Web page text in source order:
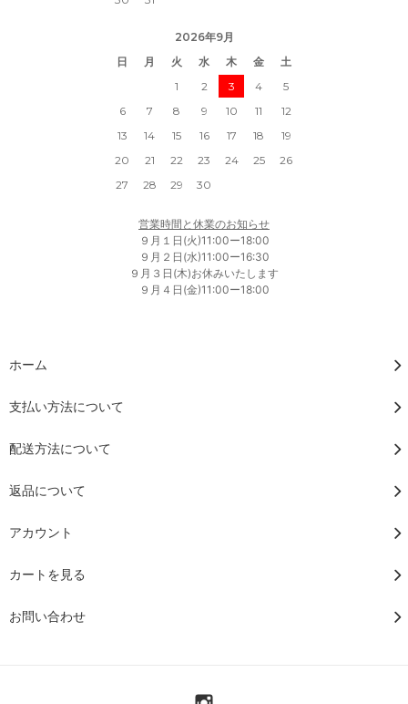
2026年9月
日
月 火 水 木 金
土
1
2 3 4
5
6
7 8 9 10 11
12
13
14 15 16 17 18
19
20
21 22 23 24 25
26
27
28 29 30
営業時間と休業のお知らせ
９月１日(火)11:00ー18:00
９月２日(水)11:00ー16:30
９月３日(木)お休みいたします
９月４日(金)11:00ー18:00
ホーム
支払い方法について
配送方法について
返品について
アカウント
カートを見る
お問い合わせ